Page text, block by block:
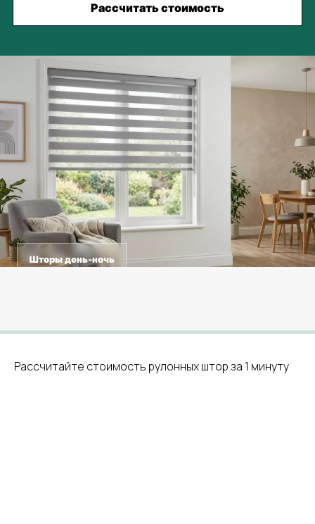
Рассчитать стоимость
Шторы день-ночь
Рассчитайте стоимость рулонных штор за 1 минуту